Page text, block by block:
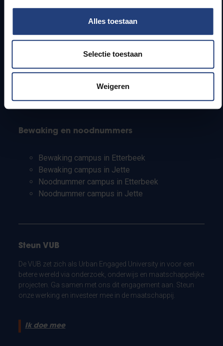
Alles toestaan
Selectie toestaan
Weigeren
Info voor
Pers
PhD-studenten
Internationale studenten
Bewaking en noodnummers
Bewaking campus in Etterbeek
Bewaking campus in Jette
Noodnummer campus in Etterbeek
Noodnummer campus in Jette
Steun VUB
De VUB zet zich als Urban Engaged University in voor een
betere wereld via onderzoek, onderwijs en maatschappelijke
projecten. Ga samen met ons dit engagement aan. Steun
onze werking en investeer mee in de maatschappij.
Ik doe mee